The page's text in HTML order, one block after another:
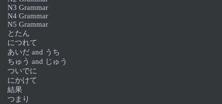
N3 Grammar
N4 Grammar
N5 Grammar
とたん
につれて
あいだ and うち
ちゅう and じゅう
ついでに
にかけて
結果
つまり